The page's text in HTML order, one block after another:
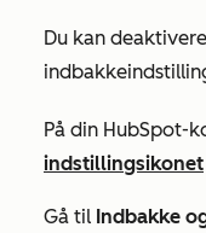
Du kan
På din HubSpot-
indstillingsikonet
Gå til Indbakke